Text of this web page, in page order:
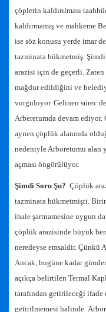
çöplerin kaldırılması
kaldırmamış ve mahkeme
ise söz konusu yerde imar
tazminata hükmetmiş.
arazisi için de geçerli. Zaten
mağdur edildiğini ve
vurguluyor. Gelinen sürec
Arberetumda devam ediyor.
aynen çöplük alanında
nedeniyle Arboretumu alan
açması öngörülüyor.
Şimdi Soru Şu? Çöplük
tazminata hükmetmişti.
ihale şartnamesine uygun
çöplük arazisinde büyük
neredeyse emsaldir. Çünkü
Ancak, bugüne kadar
açıkça belirtilen Termal
tarafından getirileceği ifade
getirilmemesi halinde